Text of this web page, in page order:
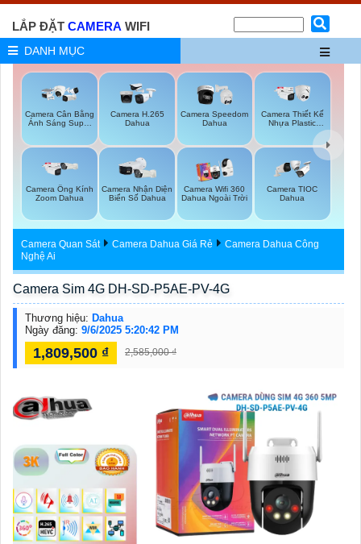
LẮP ĐẶT CAMERA WIFI
DANH MỤC
Camera Cân Bằng
Ánh Sáng Super
Camera H.265
Dahua
Camera Speedom
Dahua
Camera Thiết Kế
Nhựa Plastic
Camera Ống Kính
Zoom Dahua
Camera Nhận Diện
Biển Số Dahua
Camera Wifi 360
Dahua Ngoài Trời
Camera TIOC
Dahua
Camera Quan Sát Camera Dahua Giá Rẻ
Camera Dahua Công
Nghệ Ai
Camera Sim 4G DH-SD-P5AE-PV-4G
Thương hiệu: Dahua
Ngày đăng: 9/6/2025 5:20:42 PM
1,809,500 ₫ 2,585,000 ₫